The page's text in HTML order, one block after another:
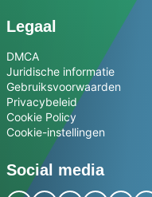
Legaal
DMCA
Juridische informatie
Gebruiksvoorwaarden
Privacybeleid
Cookie Policy
Cookie-instellingen
Social media